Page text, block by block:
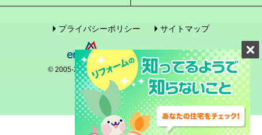
プライバシーポリシー サイトマップ
© 2005-2017 enegene Co., Ltd. All Rights Reserved.